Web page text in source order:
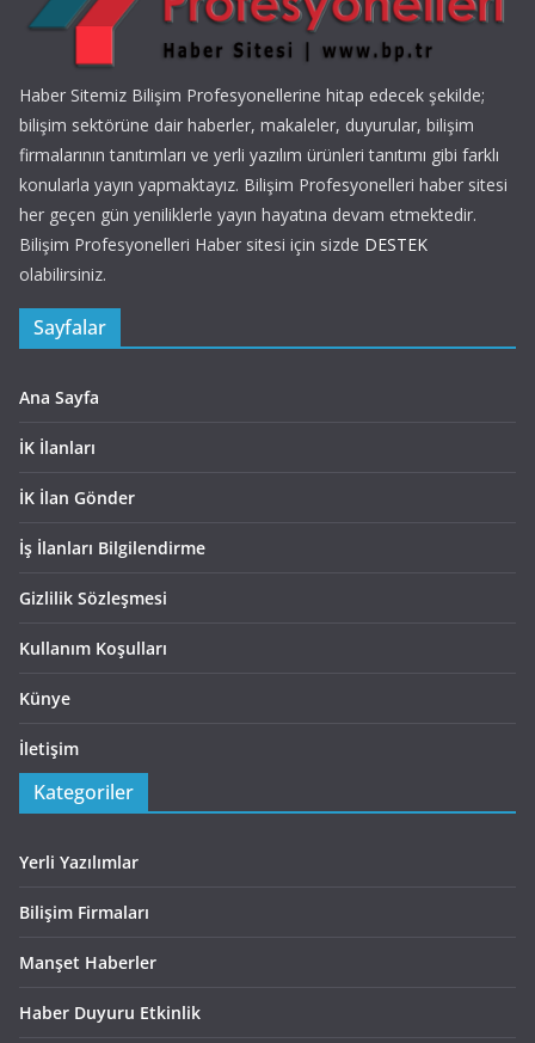
Haber Sitemiz Bilişim Profesyonellerine hitap edecek şekilde;
bilişim sektörüne dair haberler, makaleler, duyurular, bilişim
firmalarının tanıtımları ve yerli yazılım ürünleri tanıtımı gibi farklı
konularla yayın yapmaktayız. Bilişim Profesyonelleri haber sitesi
her geçen gün yeniliklerle yayın hayatına devam etmektedir.
Bilişim Profesyonelleri Haber sitesi için sizde DESTEK
olabilirsiniz.
Sayfalar
Ana Sayfa
İK İlanları
İK İlan Gönder
İş İlanları Bilgilendirme
Gizlilik Sözleşmesi
Kullanım Koşulları
Künye
İletişim
Kategoriler
Yerli Yazılımlar
Bilişim Firmaları
Manşet Haberler
Haber Duyuru Etkinlik